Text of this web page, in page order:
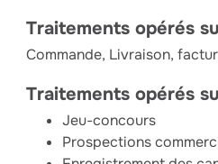
Traitements opérés
Commande, Livraison,
Traitements opérés
Jeu-concours
Prospections